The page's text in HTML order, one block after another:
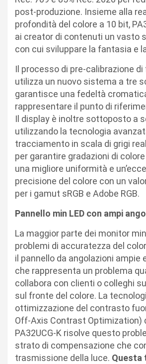
post-produzione. Insieme alla
profondità del colore a 10 bit,
ai creator di contenuti un vasto
con cui sviluppare la fantasia e
Il processo di pre-calibrazione
utilizza un nuovo sistema a tre
garantisce una fedeltà
rappresentare il punto di
Il display è inoltre sottoposto a
utilizzando la tecnologia
tracciamento in scala di grigi
per garantire gradazioni di
una migliore uniformità e
precisione del colore con un
per i gamut sRGB e Adobe RGB.
Pannello min LED con ampi
La maggior parte dei monitor
problemi di accuratezza del
il pannello da angolazioni ampie
che rappresenta un problema
collabora con clienti o colleghi
sul fronte del colore. La
ottimizzazione del contrasto
Off-Axis Contrast Optimization)
PA32UCG-K risolve questo
strato di compensazione che
trasmissione della luce. Questa